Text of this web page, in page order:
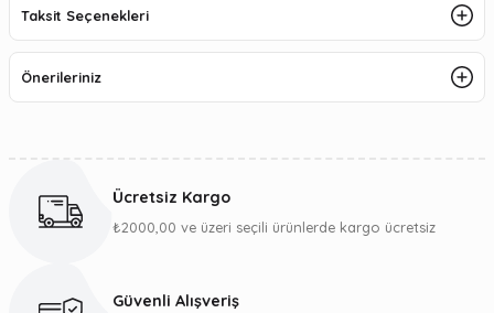
Taksit Seçenekleri
Önerileriniz
Ücretsiz Kargo
₺2000,00 ve üzeri seçili ürünlerde kargo ücretsiz
Güvenli Alışveriş